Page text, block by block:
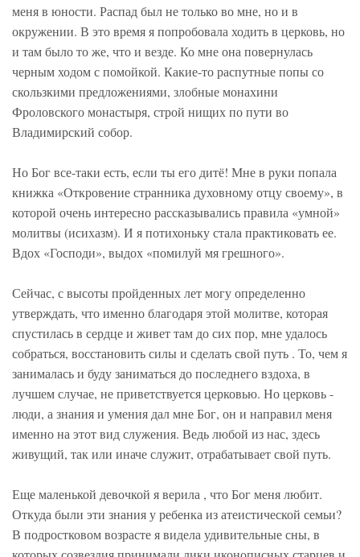
меня в юности. Распад был не только во мне, но и в
окружении. В это время я попробовала ходить в церковь, но
и там было то же, что и везде. Ко мне она повернулась
черным ходом с помойкой. Какие-то распутные попы со
скользкими предложениями, злобные монахини
Фроловского монастыря, строй нищих по пути во
Владимирский собор.
Но Бог все-таки есть, если ты его дитё! Мне в руки попала
книжка «Откровение странника духовному отцу своему», в
которой очень интересно рассказывались правила «умной»
молитвы (исихазм). И я потихоньку стала практиковать ее.
Вдох «Господи», выдох «помилуй мя грешного».
Сейчас, с высоты пройденных лет могу определенно
утверждать, что именно благодаря этой молитве, которая
спустилась в сердце и живет там до сих пор, мне удалось
собраться, восстановить силы и сделать свой путь . То, чем я
занималась и буду заниматься до последнего вздоха, в
лучшем случае, не приветствуется церковью. Но церковь -
люди, а знания и умения дал мне Бог, он и направил меня
именно на этот вид служения. Ведь любой из нас, здесь
живущий, так или иначе служит, отрабатывает свой путь.
Еще маленькой девочкой я верила , что Бог меня любит.
Откуда были эти знания у ребенка из атеистической семьи?
В подростковом возрасте я видела удивительные сны, в